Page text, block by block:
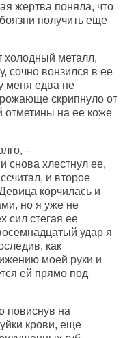
жертва поняла, что
получить еще
холодный металл,
сочно вонзился в ее
меня едва не
скрипнуло от
отметины на ее коже
–
снова хлестнул ее,
и второе
корчилась и
но я уже не
сил стегая ее
удар я
как
моей руки и
ей прямо под
повиснув на
крови, еще